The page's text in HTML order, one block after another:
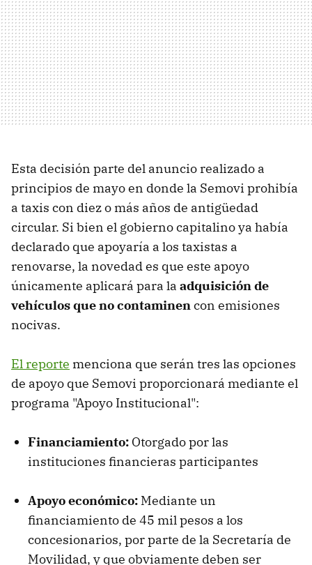
Esta decisión parte del anuncio realizado a
principios de mayo en donde la Semovi prohibía
a taxis con diez o más años de antigüedad
circular. Si bien el gobierno capitalino ya había
declarado que apoyaría a los taxistas a
renovarse, la novedad es que este apoyo
únicamente aplicará para la adquisición de
vehículos que no contaminencon emisiones
nocivas.
El reporte menciona que serán tres las opciones
de apoyo que Semovi proporcionará mediante el
programa "Apoyo Institucional":
Financiamiento: Otorgado por las
instituciones financieras participantes
Apoyo económico: Mediante un
financiamiento de 45 mil pesos a los
concesionarios, por parte de la Secretaría de
Movilidad, y que obviamente deben ser